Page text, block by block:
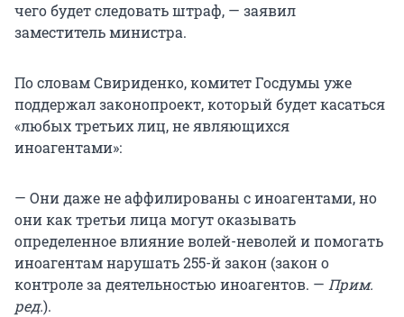
чего будет следовать штраф, — заявил
заместитель министра.
По словам Свириденко, комитет Госдумы уже
поддержал законопроект, который будет касаться
«любых третьих лиц, не являющихся
иноагентами»:
— Они даже не аффилированы с иноагентами, но
они как третьи лица могут оказывать
определенное влияние волей-неволей и помогать
иноагентам нарушать 255-й закон (закон о
контроле за деятельностью иноагентов. — Прим.
ред.).